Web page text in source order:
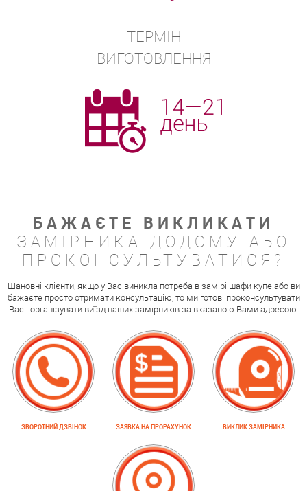
ТЕРМІН
ВИГОТОВЛЕННЯ
БАЖАЄТЕ ВИКЛИКАТИ
ЗАМІРНИКА ДОДОМУ АБО
ПРОКОНСУЛЬТУВАТИСЯ?
Шановні клієнти, якщо у Вас виникла потреба в замірі шафи купе або ви
бажаєте просто отримати консультацію, то ми готові проконсультувати
Вас і організувати виїзд наших замірників за вказаною Вами адресою.
ЗВОРОТНИЙ ДЗВІНОК ЗАЯВКА НА ПРОРАХУНОК ВИКЛИК ЗАМІРНИКА